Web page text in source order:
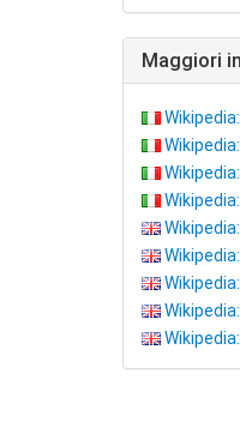
Maggiori